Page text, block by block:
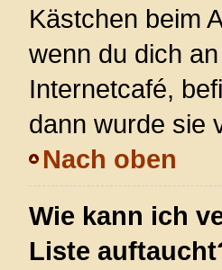
Kästchen beim
wenn du dich
Internetcafé,
dann wurde sie
Nach oben
Wie kann ich
Liste